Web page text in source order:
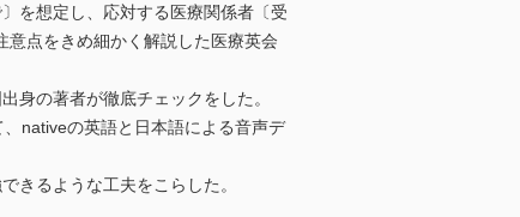
を想定し、応対する医療関係者〔受
点をきめ細かく解説した医療英会
身の著者が徹底チェックをした。
nativeの英語と日本語による音声デ
きるような工夫をこらした。